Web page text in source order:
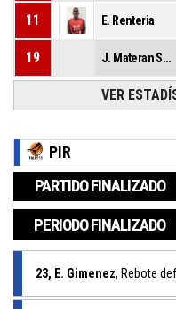
11 E. Renteria
19 J. Materan Suarez
VER
PIR
PARTIDO FINALIZADO
PERIODO FINALIZADO
23, E. Gimenez, Rebote